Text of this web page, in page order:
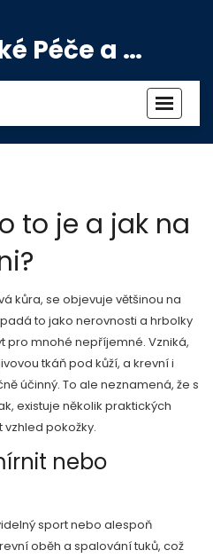
Kosmetické Péče a Výživové Doplňky
to je a jak na
kůra, se objevuje většinou na
to jako nerovnosti a hrbolky
pro mnohé nepříjemné. Vzniká,
tkáň pod kůží, a krevní i
účinný. To ale neznamená, že s
existuje několik praktických
vzhled pokožky.
nebo
sport nebo alespoň
oběh a spalování tuků, což